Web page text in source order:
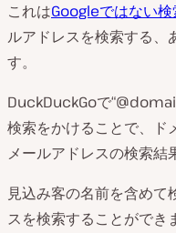
これはGoogleではない
ルアドレスを検索する、
す。
DuckDuckGoで
検索をかけることで、ド
メールアドレスの検索結
見込み客の名前を含めて
スを検索することができ